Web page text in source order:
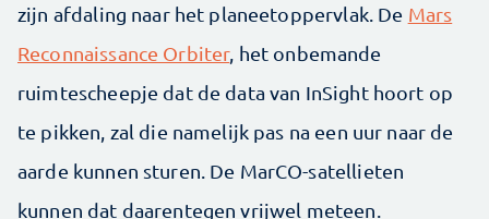
zijn afdaling naar het planeetoppervlak. De Mars
Reconnaissance Orbiter, het onbemande
ruimtescheepje dat de data van InSight hoort op
te pikken, zal die namelijk pas na een uur naar de
aarde kunnen sturen. De MarCO-satellieten
kunnen dat daarentegen vrijwel meteen.